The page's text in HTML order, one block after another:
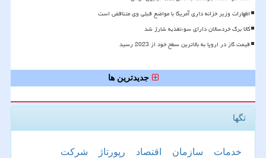
اظهارات وزیر خزانه داری آمریکا با مواضع قبلی وی متناقض است
کالا برگ خردسالان دارای سوءتغذیه شارژ شد
قیمت گاز در اروپا به بالاترین سطح خود از 2023 رسید
جدیدترین ها
تگها
خدمات سازمان اقتصاد رپورتاژ شركت